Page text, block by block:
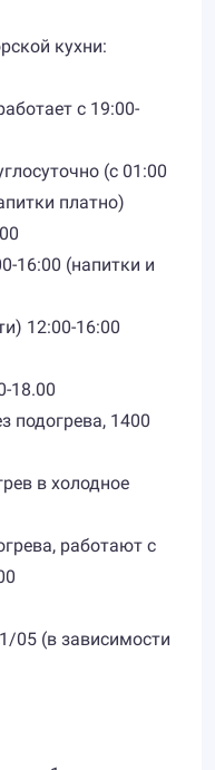
кухни:
с 19:00-
(с 01:00
платно)
16:00 (напитки и
12:00-16:00
18.00
подогрева, 1400
в холодное
работают с
05 (в зависимости